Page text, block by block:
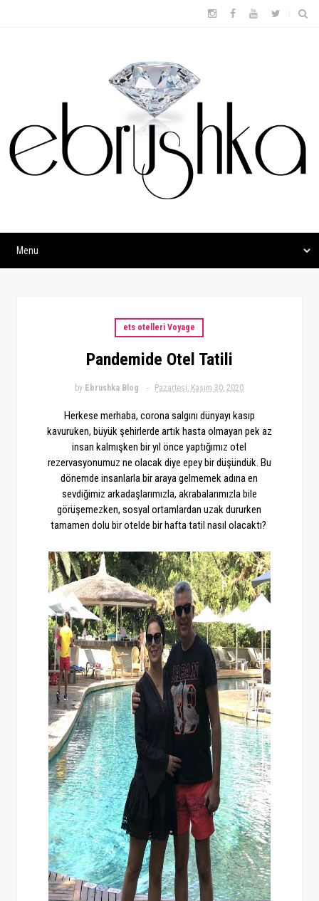
ets otelleri Voyage
Pandemide Otel Tatili
by Ebrushka Blog Pazartesi, Kasım 30, 2020
Herkese merhaba, corona salgını dünyayı kasıp
kavuruken, büyük şehirlerde artık hasta olmayan pek az
insan kalmışken bir yıl önce yaptığımız otel
rezervasyonumuz ne olacak diye epey bir düşündük. Bu
dönemde insanlarla bir araya gelmemek adına en
sevdiğimiz arkadaşlarımızla, akrabalarımızla bile
görüşemezken, sosyal ortamlardan uzak dururken
tamamen dolu bir otelde bir hafta tatil nasıl olacaktı?